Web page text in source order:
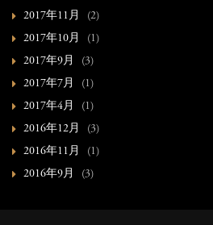
2017年11月
(2)
2017年10月
(1)
2017年9月
(3)
2017年7月
(1)
2017年4月
(1)
2016年12月
(3)
2016年11月
(1)
2016年9月
(3)